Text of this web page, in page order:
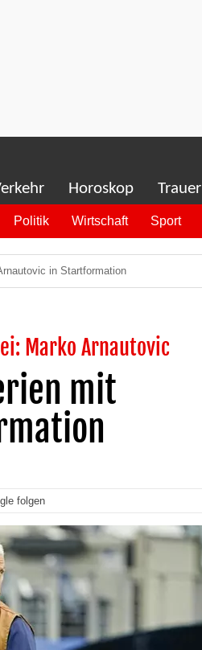
Horoskop Trauer
Politik Wirtschaft Sport
in Startformation
Marko Arnautovic
mit
folgen